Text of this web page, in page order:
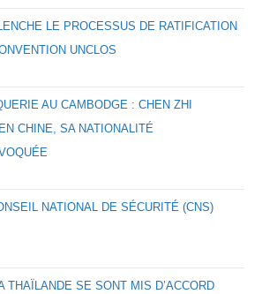
LE PROCESSUS DE RATIFICATION
UNCLOS
AU CAMBODGE : CHEN ZHI
CHINE, SA NATIONALITÉ
NATIONAL DE SÉCURITÉ (CNS)
THAÏLANDE SE SONT MIS D’ACCORD